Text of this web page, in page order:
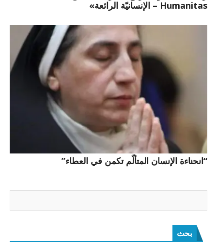
Humanitas – الإنسانيّة الرائعة»
“انحناءة الإنسان المتألّم تكمن في العطاء”
بحث